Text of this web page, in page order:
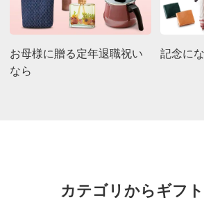
お母様に贈る定年退職祝い
なら
記念に
カテゴリからギフ